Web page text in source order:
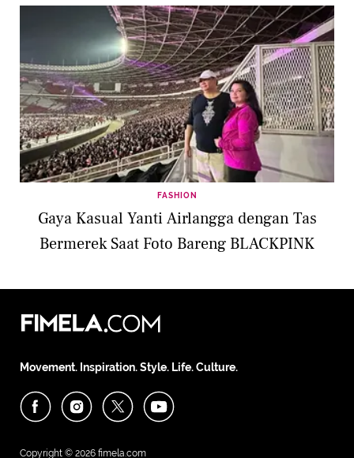
FASHION
Gaya Kasual Yanti Airlangga dengan Tas
Bermerek Saat Foto Bareng BLACKPINK
Movement. Inspiration. Style. Life. Culture.
Copyright © 2026 fimela.com